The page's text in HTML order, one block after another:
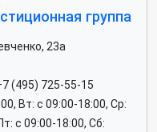
группа
23а
(495) 725-55-15
Вт: c 09:00-18:00, Ср:
c 09:00-18:00, Сб: